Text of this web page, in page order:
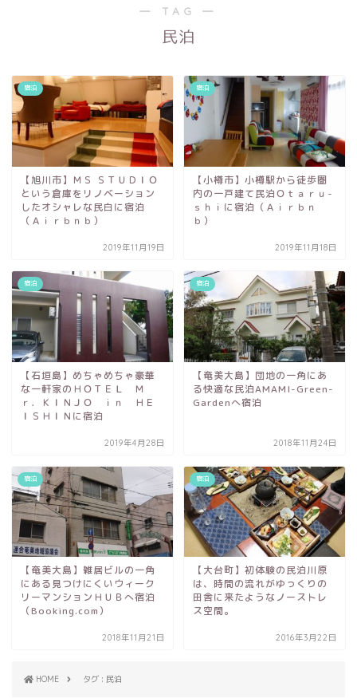
― TAG ―
民泊
宿泊
【旭川市】ＭＳ ＳＴＵＤＩＯ
という倉庫をリノベーション
したオシャレな民白に宿泊
（Ａｉｒｂｎｂ）
2019年11月19日
宿泊
【小樽市】小樽駅から徒歩圏
内の一戸建て民泊Ｏｔａｒｕ-
ｓｈｉに宿泊（Ａｉｒｂｎ
ｂ）
2019年11月18日
宿泊
【石垣島】めちゃめちゃ豪華
な一軒家のＨＯＴＥＬ Ｍ
ｒ．ＫＩＮＪＯ ｉｎ ＨＥ
ＩＳＨＩＮに宿泊
2019年4月28日
宿泊
【奄美大島】団地の一角にあ
る快適な民泊AMAMI-Green-
Gardenへ宿泊
2018年11月24日
宿泊
【奄美大島】雑居ビルの一角
にある見つけにくいウィーク
リーマンションＨＵＢへ宿泊
（Booking.com）
2018年11月21日
宿泊
【大台町】初体験の民泊川原
は、時間の流れがゆっくりの
田舎に来たようなノーストレ
ス空間。
2016年3月22日
HOME タグ : 民泊